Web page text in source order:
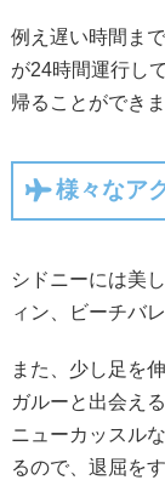
例え遅い時間ま
が24時間運行し
帰ることができま
様々なア
シドニーには美
ィン、ビーチバ
また、少し足を
ガルーと出会え
ニューカッスル
るので、退屈を